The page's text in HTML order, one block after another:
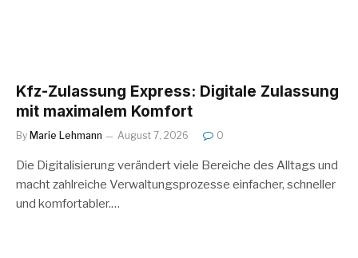
Kfz-Zulassung Express: Digitale Zulassung
mit maximalem Komfort
By Marie Lehmann August 7, 2026 0
Die Digitalisierung verändert viele Bereiche des Alltags und
macht zahlreiche Verwaltungsprozesse einfacher, schneller
und komfortabler.…